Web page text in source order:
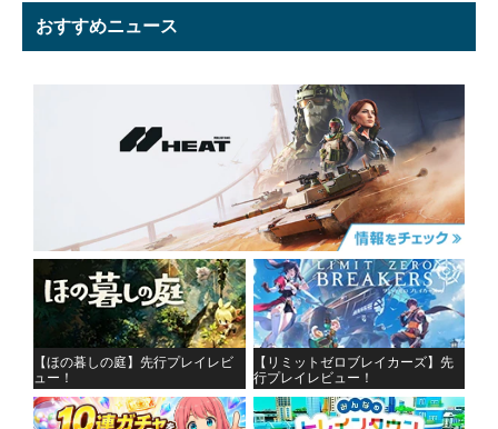
おすすめニュース
【ほの暮しの庭】先行プレイレビ
ュー！
【リミットゼロブレイカーズ】先
行プレイレビュー！